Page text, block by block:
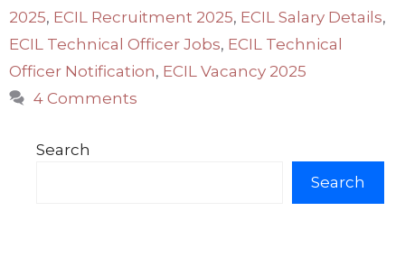
2025, ECIL Recruitment 2025, ECIL Salary Details,
ECIL Technical Officer Jobs, ECIL Technical
Officer Notification, ECIL Vacancy 2025
4 Comments
Search
Search